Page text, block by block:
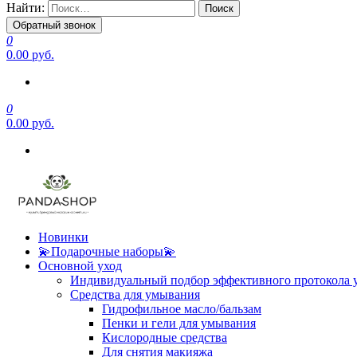
Найти:
Обратный звонок
0
0.00 руб.
0
0.00 руб.
Новинки
💫Подарочные наборы💫
Основной уход
Индивидуальный подбор эффективного протокола
Средства для умывания
Гидрофильное масло/бальзам
Пенки и гели для умывания
Кислородные средства
Для снятия макияжа